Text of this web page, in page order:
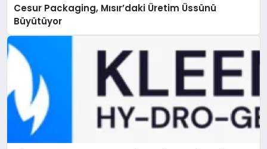
Cesur Packaging, Mısır’daki Üretim Üssünü
Büyütüyor